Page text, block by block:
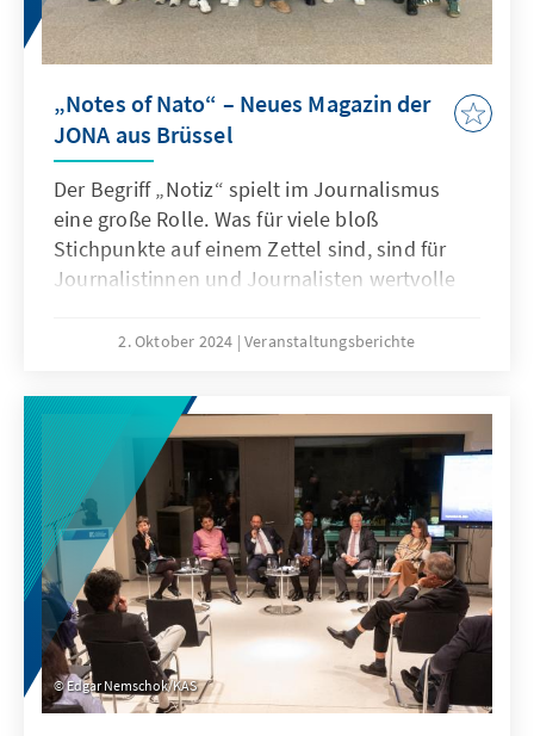
„Notes of Nato“ – Neues Magazin der
JONA aus Brüssel
Der Begriff „Notiz“ spielt im Journalismus
eine große Rolle. Was für viele bloß
Stichpunkte auf einem Zettel sind, sind für
Journalistinnen und Journalisten wertvolle
entstehen. Zum Beispiel Geschichten über die
2. Oktober 2024 Veranstaltungsberichte
Edgar Nemschok/KAS